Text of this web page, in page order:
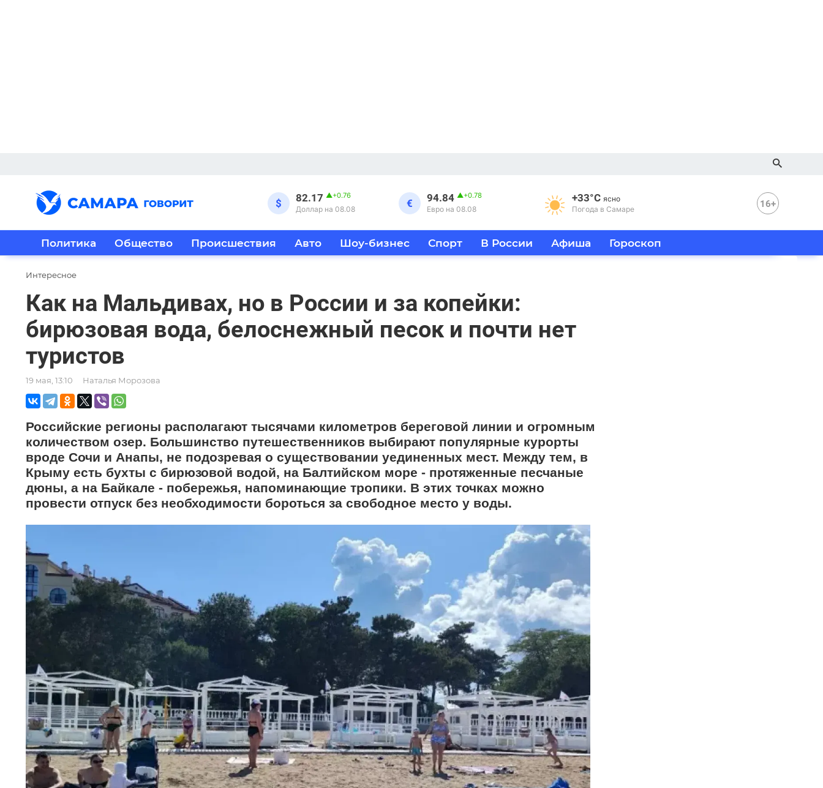
$ 82.17 ▲+0.76
Доллар на 08.08 € 94.84 ▲+0.78
Евро на 08.08
+33°C ясно
Погода в Самаре
16+
Политика Общество Происшествия Авто Шоу-бизнес Спорт В России Афиша Гороскоп
Интересное
Как на Мальдивах, но в России и за копейки:
бирюзовая вода, белоснежный песок и почти нет
туристов
19 мая, 13:10 Наталья Морозова
Российские регионы располагают тысячами километров береговой линии и огромным
количеством озер. Большинство путешественников выбирают популярные курорты
вроде Сочи и Анапы, не подозревая о существовании уединенных мест. Между тем, в
Крыму есть бухты с бирюзовой водой, на Балтийском море - протяженные песчаные
дюны, а на Байкале - побережья, напоминающие тропики. В этих точках можно
провести отпуск без необходимости бороться за свободное место у воды.